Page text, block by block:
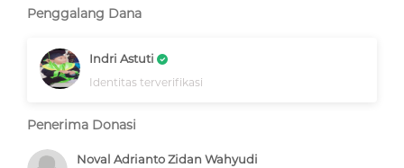
Penggalang Dana
Indri Astuti
Identitas terverifikasi
Penerima Donasi
Noval Adrianto Zidan Wahyudi